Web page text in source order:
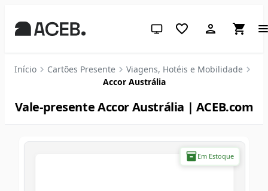
Tema do sistema (clique para
Início Cartões Presente
Viagens, Hotéis e Mobilidade
Accor Austrália
Vale-presente Accor Austrália | ACEB.com
Em Estoque